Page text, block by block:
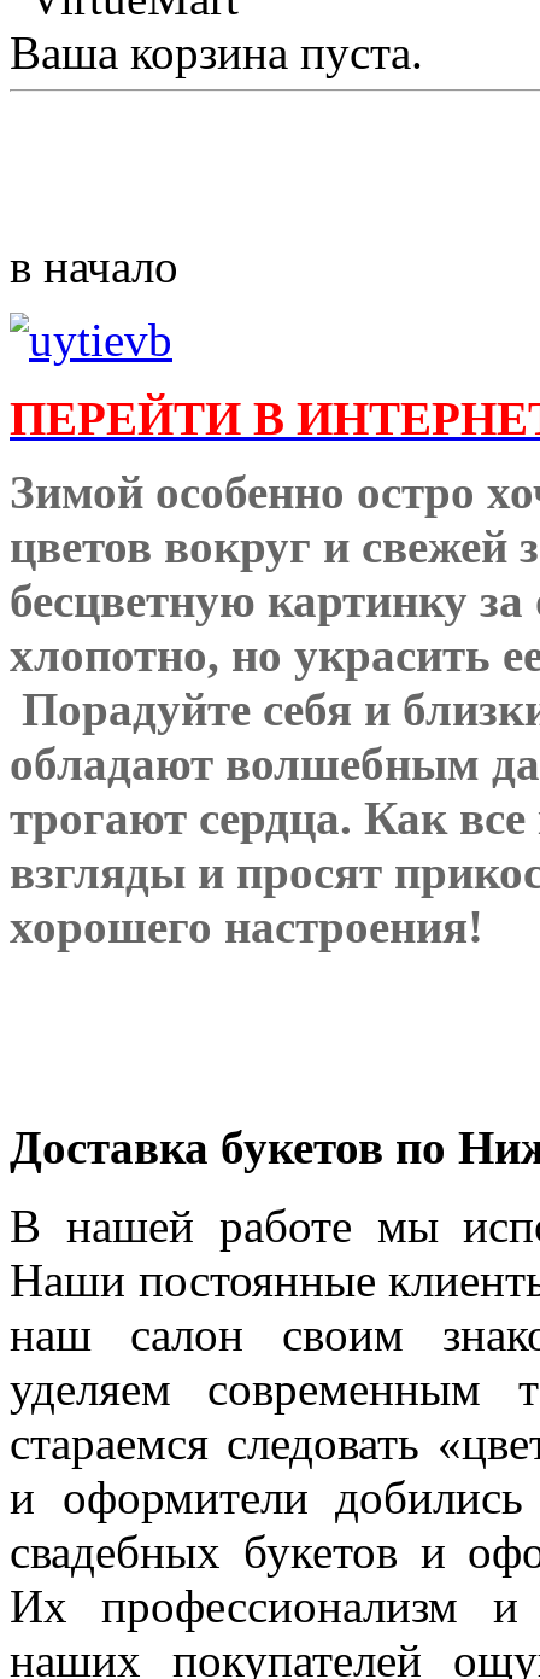
Ваша корзина пуста.
в начало
ПЕРЕЙТИ В
Зимой особенно остро
цветов вокруг и
бесцветную картинку
хлопотно, но украсить
Порадуйте себя и
обладают волшебным
трогают сердца. Как
взгляды и просят
хорошего настроения!
Доставка букетов по
В нашей работе мы
Наши постоянные
наш салон своим
уделяем современным
стараемся следовать
и оформители
свадебных букетов и
Их профессионализм
наших покупателей